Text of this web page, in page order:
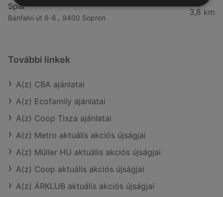
Spar
Bánfalvi út 6-8., 9400 Sopron
3,8 km
További linkek
A(z) CBA ajánlatai
A(z) Ecofamily ajánlatai
A(z) Coop Tisza ajánlatai
A(z) Metro aktuális akciós újságjai
A(z) Müller HU aktuális akciós újságjai
A(z) Coop aktuális akciós újságjai
A(z) ÁRKLUB aktuális akciós újságjai